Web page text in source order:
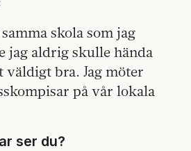
skola som jag
jag aldrig skulle hända
väldigt bra. Jag möter
på vår lokala
ser du?